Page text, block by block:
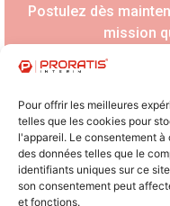
Pour offrir les meilleures
telles que les cookies pour
l'appareil. Le consentement
des données telles que le
identifiants uniques sur ce
son consentement peut
et fonctions.
Postulez dès
mission